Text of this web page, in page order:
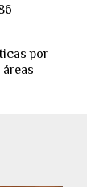
por